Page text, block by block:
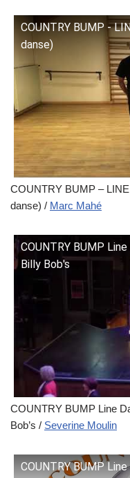
COUNTRY BUMP -
danse)
COUNTRY BUMP –
danse) / Marc Mahé
COUNTRY BUMP
Billy Bob's
COUNTRY BUMP Line
Bob’s / Severine Moulin
COUNTRY BUMP